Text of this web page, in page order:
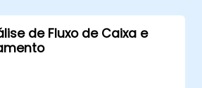
de Fluxo de Caixa e